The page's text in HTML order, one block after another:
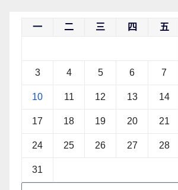
一 二 三 四 五
3 4 5 6 7
10 11 12 13 14
17 18 19 20 21
24 25 26 27 28
31